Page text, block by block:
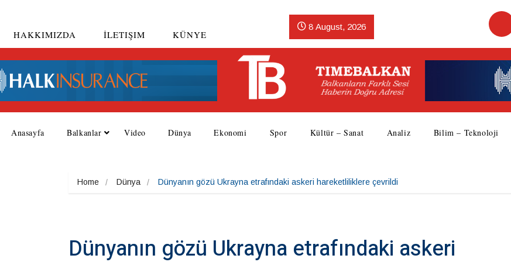
HAKKIMIZDA İLETIŞIM KÜNYE
8 August, 2026
Anasayfa Balkanlar Video Dünya Ekonomi Spor Kültür – Sanat Analiz Bilim – Teknoloji
Home Dünya Dünyanın gözü Ukrayna etrafındaki askeri hareketliliklere çevrildi
Dünyanın gözü Ukrayna etrafındaki askeri